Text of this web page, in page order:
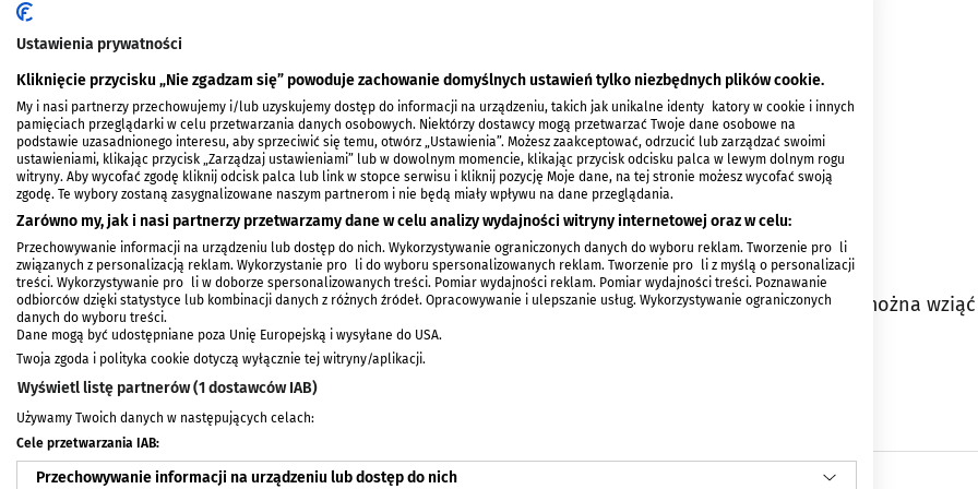
Organizujemy konkurs, w którym można wygrać zaproszenia na wydarzenie. Aby je zdobyć, można wziąć
w konkursie dostępnymTUTAJ.
Więcej informacji: Jazz na BOK-u: Marcin Masecki Trio
Ustawienia prywatności
Kliknięcie przycisku „Nie zgadzam się” powoduje zachowanie domyślnych ustawień tylko niezbędnych plików cookie.
My i nasi partnerzy przechowujemy i/lub uzyskujemy dostęp do informacji na urządzeniu, takich jak unikalne identyfikatory w cookie i innych
pamięciach przeglądarki w celu przetwarzania danych osobowych. Niektórzy dostawcy mogą przetwarzać Twoje dane osobowe na
podstawie uzasadnionego interesu, aby sprzeciwić się temu, otwórz „Ustawienia”. Możesz zaakceptować, odrzucić lub zarządzać swoimi
ustawieniami, klikając przycisk „Zarządzaj ustawieniami” lub w dowolnym momencie, klikając przycisk odcisku palca w lewym dolnym rogu
witryny. Aby wycofać zgodę kliknij odcisk palca lub link w stopce serwisu i kliknij pozycję Moje dane, na tej stronie możesz wycofać swoją
zgodę. Te wybory zostaną zasygnalizowane naszym partnerom i nie będą miały wpływu na dane przeglądania.
Zarówno my, jak i nasi partnerzy przetwarzamy dane w celu analizy wydajności witryny internetowej oraz w celu:
Przechowywanie informacji na urządzeniu lub dostęp do nich. Wykorzystywanie ograniczonych danych do wyboru reklam. Tworzenie profili
związanych z personalizacją reklam. Wykorzystanie profili do wyboru spersonalizowanych reklam. Tworzenie profili z myślą o personalizacji
treści. Wykorzystywanie profili w doborze spersonalizowanych treści. Pomiar wydajności reklam. Pomiar wydajności treści. Poznawanie
odbiorców dzięki statystyce lub kombinacji danych z różnych źródeł. Opracowywanie i ulepszanie usług. Wykorzystywanie ograniczonych
danych do wyboru treści.
Dane mogą być udostępniane poza Unię Europejską i wysyłane do USA.
Twoja zgoda i polityka cookie dotyczą wyłącznie tej witryny/aplikacji.
Wyświetl listę partnerów (1 dostawców IAB)
Używamy Twoich danych w następujących celach:
Cele przetwarzania IAB:
Przechowywanie informacji na urządzeniu lub dostęp do nich